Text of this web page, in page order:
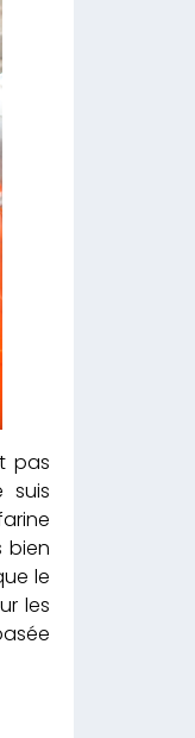
pas
suis
bien
le
les